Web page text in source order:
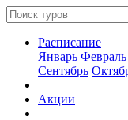
Расписание
Январь Февраль
Сентябрь
Акции